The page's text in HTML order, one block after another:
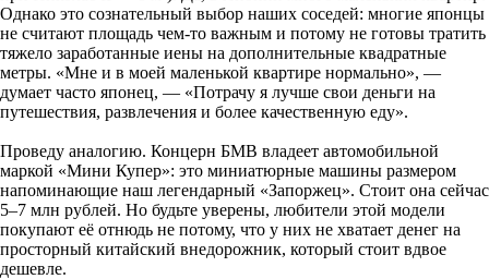
Однако это сознательный выбор наших соседей: многие японцы
не считают площадь чем-то важным и потому не готовы тратить
тяжело заработанные иены на дополнительные квадратные
метры. «Мне и в моей маленькой квартире нормально», —
думает часто японец, — «Потрачу я лучше свои деньги на
путешествия, развлечения и более качественную еду».
Проведу аналогию. Концерн БМВ владеет автомобильной
маркой «Мини Купер»: это миниатюрные машины размером
напоминающие наш легендарный «Запоржец». Стоит она сейчас
5–7 млн рублей. Но будьте уверены, любители этой модели
покупают её отнюдь не потому, что у них не хватает денег на
просторный китайский внедорожник, который стоит вдвое
дешевле.